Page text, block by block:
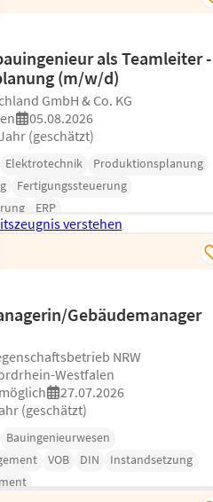
als Teamleiter -
(m/w/d)
GmbH & Co. KG
05.08.2026
(geschätzt)
Elektrotechnik
Produktionsplanung
Fertigungssteuerung
ERP
Gebäudemanager
NRW
Westfalen
27.07.2026
(geschätzt)
Bauingenieurwesen
VOB DIN
Instandsetzung